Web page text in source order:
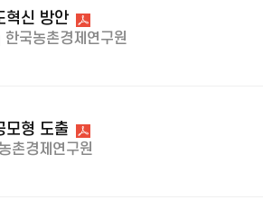
혁신 방안
한국농촌경제연구원
모형 도출
촌경제연구원